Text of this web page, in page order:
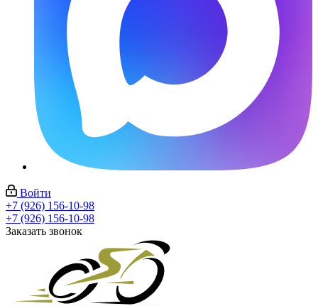
Войти
+7 (926) 156-10-98
+7 (926) 156-10-98
Заказать звонок